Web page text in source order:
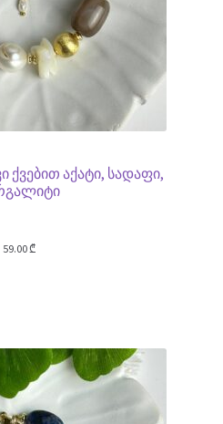
ქვებით აქატი, სადაფი,
59.00₾